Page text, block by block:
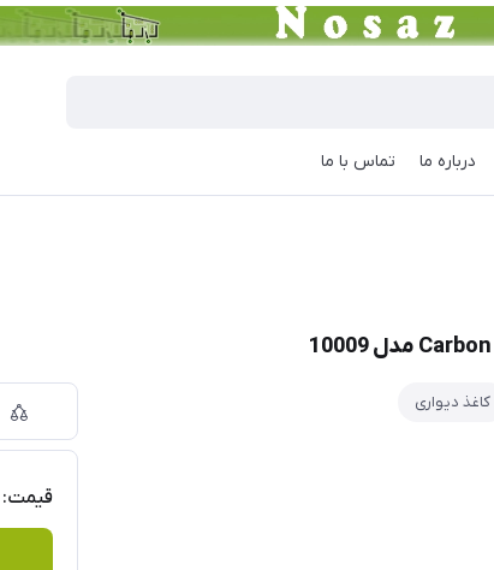
درباره ما تماس با ما
کاغذ دیواری
قیمت: